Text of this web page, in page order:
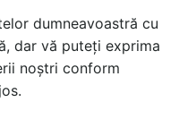
dumneavoastră cu
dar vă puteți exprima
noștri conform